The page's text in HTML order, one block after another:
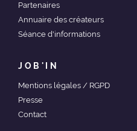
Partenaires
Annuaire des créateurs
Séance d'informations
JOB'IN
Mentions légales / RGPD
Presse
Contact